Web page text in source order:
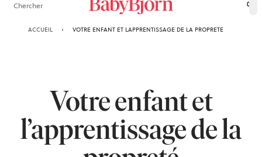
Chercher 0
ACCUEIL VOTRE ENFANT ET LAPPRENTISSAGE DE LA PROPRETE
Votre enfant et
l’apprentissage de la